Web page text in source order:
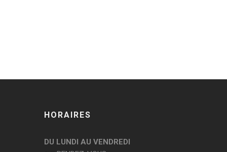
HORAIRES
DU LUNDI AU VENDREDI